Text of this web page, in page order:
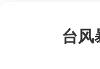
台风